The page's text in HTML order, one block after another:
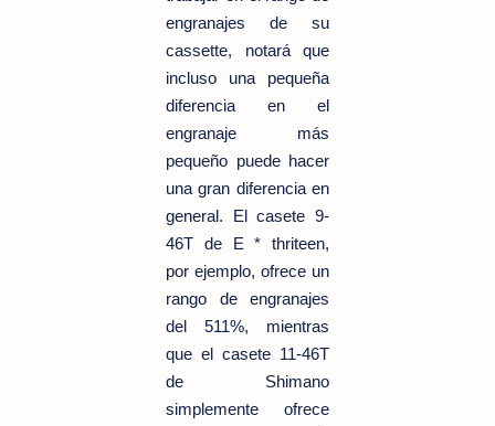
engranajes de su
cassette, notará que
incluso una pequeña
diferencia en el
engranaje más
pequeño puede hacer
una gran diferencia en
general. El casete 9-
46T de E * thriteen,
por ejemplo, ofrece un
rango de engranajes
del 511%, mientras
que el casete 11-46T
de Shimano
simplemente ofrece